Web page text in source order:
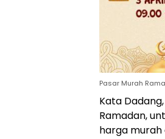
Pasar Murah
Kata
Ramadan,
harga murah